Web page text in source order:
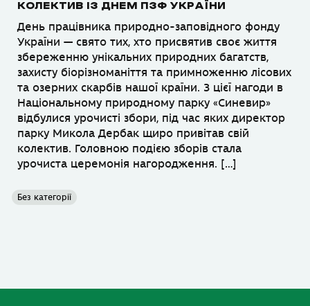
КОЛЕКТИВ ІЗ ДНЕМ ПЗФ УКРАЇНИ
День працівника природно-заповідного фонду
України — свято тих, хто присвятив своє життя
збереженню унікальних природних багатств,
захисту біорізноманіття та примноженню лісових
та озерних скарбів нашої країни. З цієї нагоди в
Національному природному парку «Синевир»
відбулися урочисті збори, під час яких директор
парку Микола Дербак щиро привітав свій
колектив. Головною подією зборів стала
урочиста церемонія нагородження. […]
Без категорії